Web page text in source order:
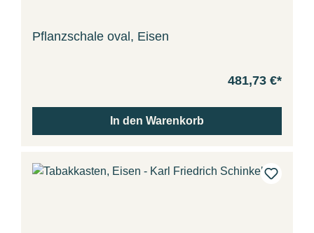
Pflanzschale oval, Eisen
481,73 €*
In den Warenkorb